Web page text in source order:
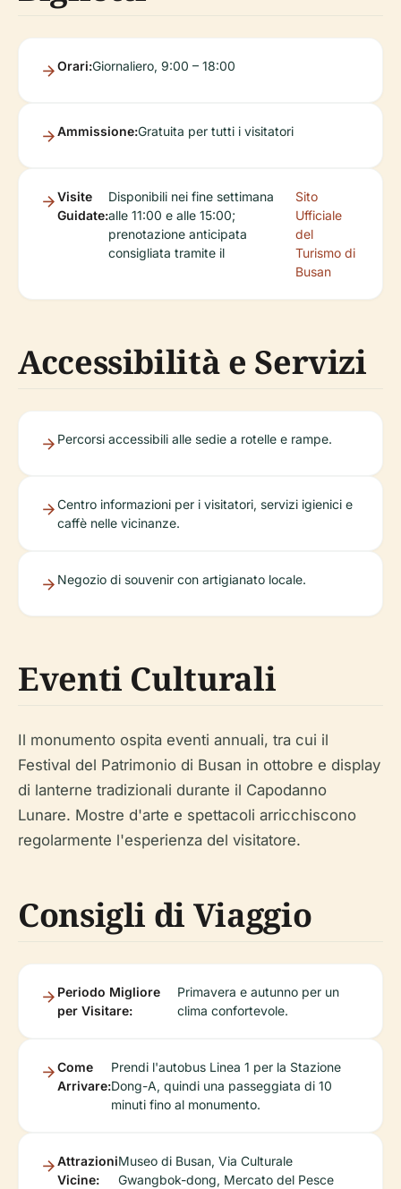
Orari:Giornaliero, 9:00 – 18:00
Ammissione:Gratuita per tutti i visitatori
Visite
Guidate:
Disponibili nei fine settimana
alle 11:00 e alle 15:00;
prenotazione anticipata
consigliata tramite il
Sito
Ufficiale
del
Turismo di
Busan
Accessibilità e Servizi
Percorsi accessibili alle sedie a rotelle e rampe.
Centro informazioni per i visitatori, servizi igienici e
caffè nelle vicinanze.
Negozio di souvenir con artigianato locale.
Eventi Culturali
Il monumento ospita eventi annuali, tra cui il
Festival del Patrimonio di Busan in ottobre e display
di lanterne tradizionali durante il Capodanno
Lunare. Mostre d'arte e spettacoli arricchiscono
regolarmente l'esperienza del visitatore.
Consigli di Viaggio
Periodo Migliore
per Visitare:
Primavera e autunno per un
clima confortevole.
Come
Arrivare:
Prendi l'autobus Linea 1 per la Stazione
Dong-A, quindi una passeggiata di 10
minuti fino al monumento.
Attrazioni
Vicine:
Museo di Busan, Via Culturale
Gwangbok-dong, Mercato del Pesce